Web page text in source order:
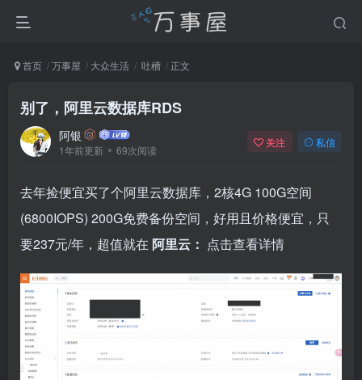
首页 万事屋 大众生活 吐槽 正文
别了，阿里云数据库RDS
阿银
1年前更新 69次阅读
关注 私信
去年捡便宜买了个阿里云数据库，2核4G 100G空间
(6800IOPS) 200G免费备份空间，好用且价格便宜，只
要237元/年，超值就在 阿里云： 点击查看详情